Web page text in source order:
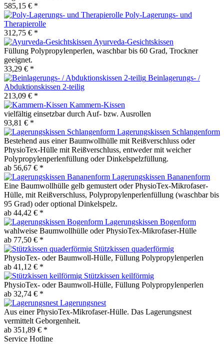
585,15 € *
Poly-Lagerungs- und
Therapierolle
312,75 € *
Ayurveda-Gesichtskissen
Füllung Polypropylenperlen, waschbar bis 60 Grad, Trockner
geeignet.
33,29 € *
Beinlagerungs- /
Abduktionskissen 2-teilig
213,09 € *
Kammern-Kissen
vielfältig einsetzbar durch Auf- bzw. Ausrollen
93,81 € *
Lagerungskissen Schlangenform
Bestehend aus einer Baumwollhülle mit Reißverschluss oder
PhysioTex-Hülle mit Reißverschluss, entweder mit weicher
Polypropylenperlenfüllung oder Dinkelspelzfüllung.
ab 56,67 € *
Lagerungskissen Bananenform
Eine Baumwollhülle gelb gemustert oder PhysioTex-Mikrofaser-
Hülle, mit Reißverschluss, Polypropylenperlenfüllung (waschbar bis
95 Grad) oder optional Dinkelspelz.
ab 44,42 € *
Lagerungskissen Bogenform
wahlweise Baumwollhülle oder PhysioTex-Mikrofaser-Hülle
ab 77,50 € *
Stützkissen quaderförmig
PhysioTex- oder Baumwoll-Hülle, Füllung Polypropylenperlen
ab 41,12 € *
Stützkissen keilförmig
PhysioTex- oder Baumwoll-Hülle, Füllung Polypropylenperlen
ab 32,74 € *
Lagerungsnest
Aus einer PhysioTex-Mikrofaser-Hülle. Das Lagerungsnest
vermittelt Geborgenheit.
ab 351,89 € *
Service Hotline